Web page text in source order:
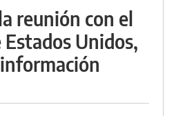
reunión con el
Unidos,